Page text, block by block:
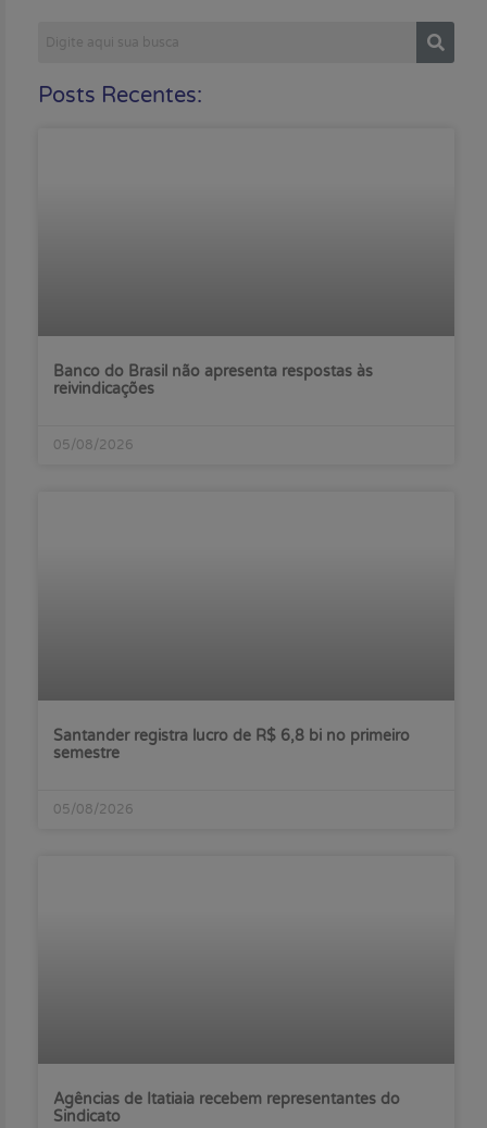
Posts Recentes:
Banco do Brasil não apresenta respostas às
reivindicações
05/08/2026
Santander registra lucro de R$ 6,8 bi no primeiro
semestre
05/08/2026
Agências de Itatiaia recebem representantes do
Sindicato